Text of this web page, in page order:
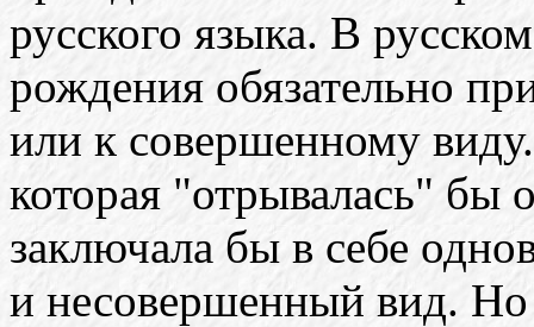
русского языка. В
рождения обязательно
или к совершенному
которая "отрывалась" бы
заключала бы в себе
и несовершенный вид. Но